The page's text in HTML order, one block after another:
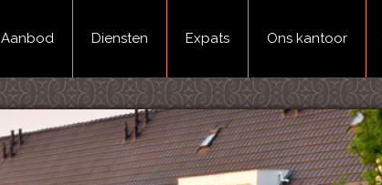
Aanbod Diensten Expats Ons kantoor